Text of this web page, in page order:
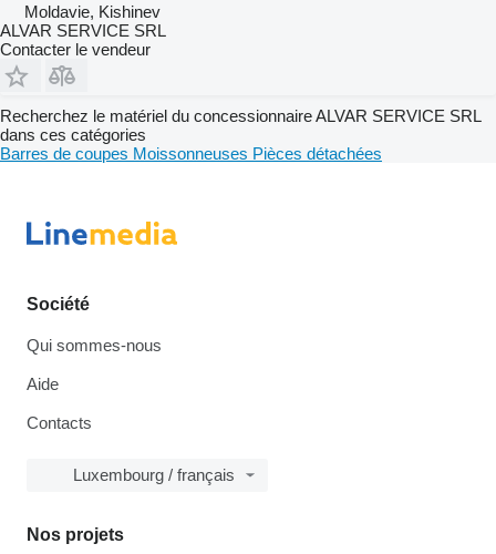
Moldavie, Kishinev
ALVAR SERVICE SRL
Contacter le vendeur
Recherchez le matériel du concessionnaire ALVAR SERVICE SRL
dans ces catégories
Barres de coupes Moissonneuses Pièces détachées
Société
Qui sommes-nous
Aide
Contacts
Luxembourg / français
Nos projets